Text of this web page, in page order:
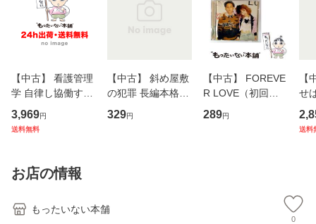
【中古】 看護管理
学 自律し協働する
専門職の看護マネ
ジメントスキル 改
恵 藤本幸三 / 南江
堂 [単行
3,969円
送料無料
【中古】 斜め屋敷
の犯罪 長編本格推
理小説 (光文社文
庫) / 島田荘司 / 光
329円
【中古】 FOREVE
R LOVE（初回生
産限定盤） / 清水
翔太×加藤ミリヤ /
289円
【
せ
タ
送料
お店の情報
もったいない本舗
0